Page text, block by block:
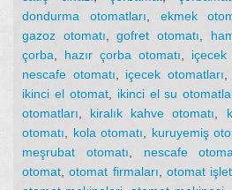
dondurma otomatları
ekmek
gazoz otomatı ,gofret otomatı
çorba
hazır çorba otomatı içecek
nescafe otomatı
içecek otomatları
ikinci el otomat, ikinci el su
otomatları
kiralık kahve otomatı
otomatı
kola otomatı kuruyemiş
meşrubat otomatı
nescafe
otomat ,otomat firmaları ,otomat